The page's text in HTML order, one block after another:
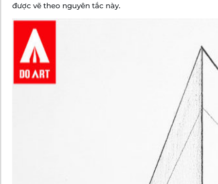
được vẽ theo nguyên tắc này.